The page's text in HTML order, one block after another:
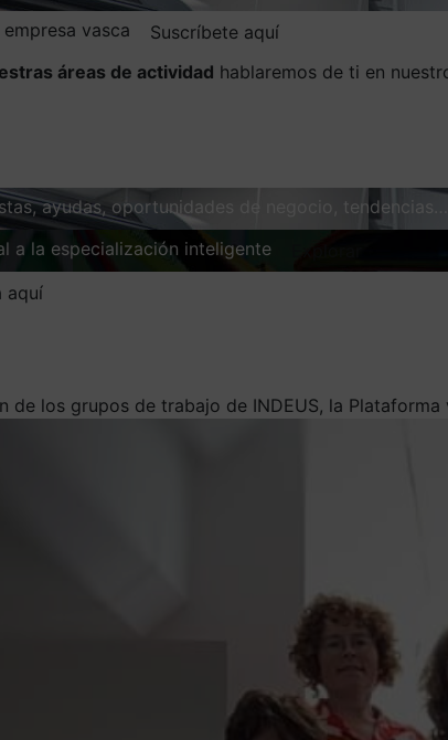
vasca
Suscríbete aquí
áreas de actividad hablaremos de ti en
ayudas, oportunidades de negocio, tendencias…
a la especialización inteligente
aquí
de los grupos de trabajo de INDEUS, la